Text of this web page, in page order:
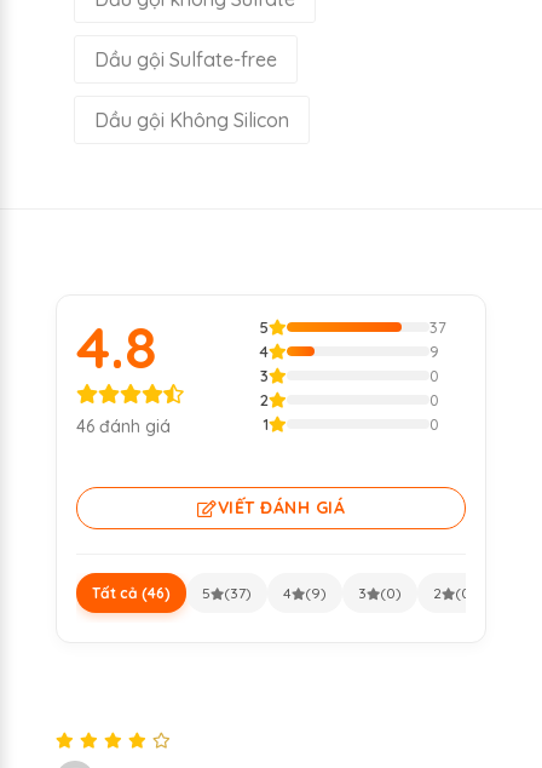
Dầu gội Sulfate-free
Dầu gội Không Silicon
4.8
46 đánh giá
5
37
4
9
3
0
2
0
1
0
VIẾT ĐÁNH GIÁ
Tất cả (46) 5 (37) 4 (9) 3 (0) 2 (0)